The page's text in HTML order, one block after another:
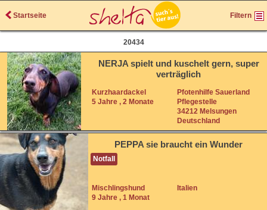
Startseite Filtern
20434
NERJA spielt und kuschelt gern, super
verträglich
Kurzhaardackel
5 Jahre , 2 Monate
Pfotenhilfe Sauerland
Pflegestelle
34212 Melsungen
Deutschland
PEPPA sie braucht ein Wunder
Notfall
Mischlingshund
9 Jahre , 1 Monat
Italien